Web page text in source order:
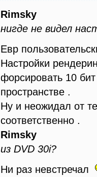
Rimsky
нигде не видел
Евр
Настройки
форсировать 10
пространстве .
Ну и неожидал от
соответственно .
Rimsky
из DVD 30i?
Ни раз невстречал